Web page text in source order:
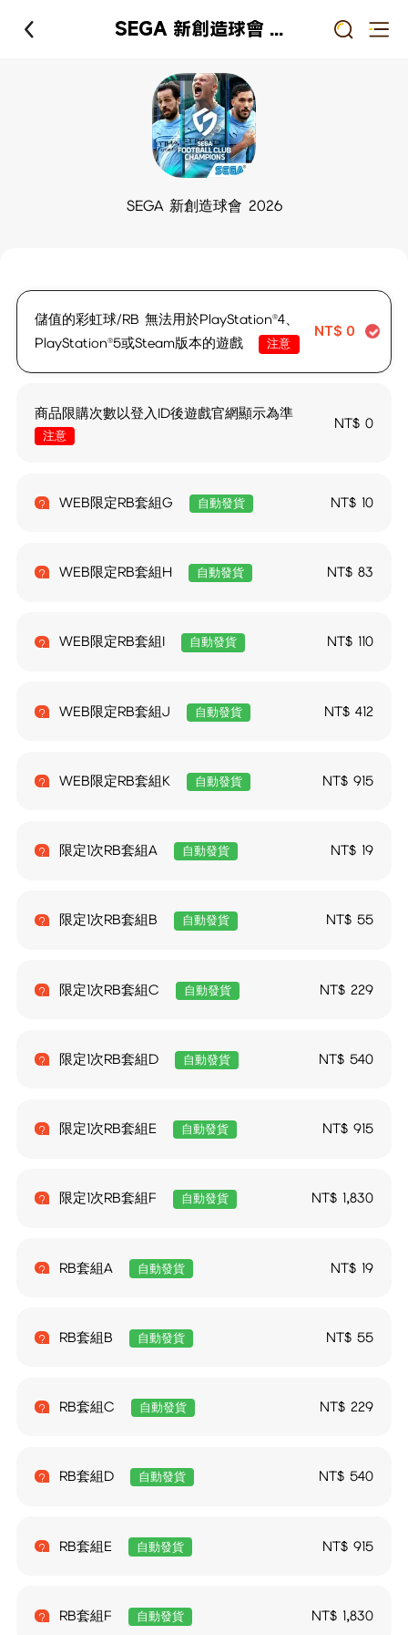
SEGA 新創造球會 2026
SEGA 新創造球會 2026
儲值的彩虹球/RB 無法用於PlayStation®4、
PlayStation®5或Steam版本的遊戲
注意
NT$ 0
商品限購次數以登入ID後遊戲官網顯示為準
注意
NT$0
WEB限定RB套組G 自動發貨 NT$ 10
WEB限定RB套組H 自動發貨 NT$83
WEB限定RB套組I 自動發貨 NT$ 110
WEB限定RB套組J 自動發貨 NT$412
WEB限定RB套組K 自動發貨 NT$915
限定1次RB套組A 自動發貨 NT$ 19
限定1次RB套組B 自動發貨 NT$55
限定1次RB套組C 自動發貨 NT$229
限定1次RB套組D 自動發貨 NT$540
限定1次RB套組E 自動發貨 NT$915
限定1次RB套組F 自動發貨 NT$ 1,830
RB套組A 自動發貨 NT$ 19
RB套組B 自動發貨 NT$55
RB套組C 自動發貨 NT$229
RB套組D 自動發貨 NT$540
RB套組E 自動發貨 NT$915
RB套組F 自動發貨 NT$ 1,830